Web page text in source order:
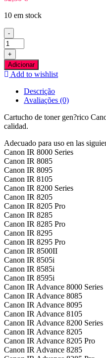
10 em stock
-
Quantidade
de
Canon
CEXV35
Preto
Compativel
+
Adicionar
Add to wishlist
Descrição
Avaliações (0)
Cartucho de toner gen?rico
calidad.
Adecuado para uso en las
Canon IR 8000 Series
Canon IR 8085
Canon IR 8095
Canon IR 8105
Canon IR 8200 Series
Canon IR 8205
Canon IR 8205 Pro
Canon IR 8285
Canon IR 8285 Pro
Canon IR 8295
Canon IR 8295 Pro
Canon IR 8500II
Canon IR 8505i
Canon IR 8585i
Canon IR 8595i
Canon IR Advance 8000 Series
Canon IR Advance 8085
Canon IR Advance 8095
Canon IR Advance 8105
Canon IR Advance 8200 Series
Canon IR Advance 8205
Canon IR Advance 8205 Pro
Canon IR Advance 8285